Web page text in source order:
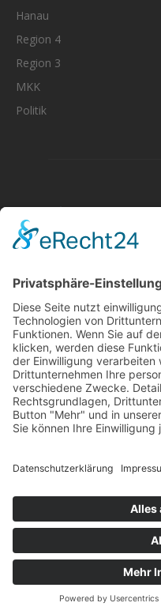
Hanau
Region 4
Region 3
MKK
Politik
Aktuelle
Kontaktiere
Jetzt
Folge uns
© All rights
Impressum